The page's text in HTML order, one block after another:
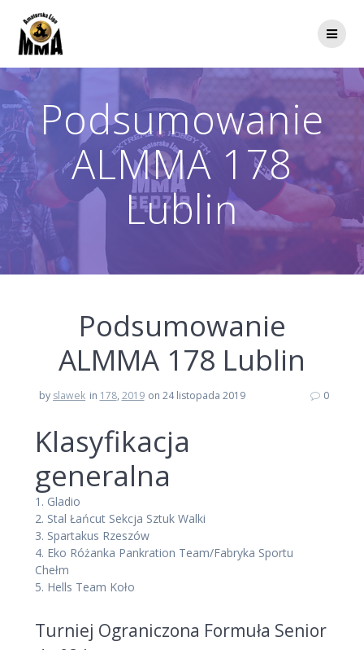
Podsumowanie
ALMMA 178
Lublin
Podsumowanie
ALMMA 178 Lublin
by slawek in 178, 2019 on 24 listopada 2019 0
Klasyfikacja
generalna
1. Gladio
2. Stal Łańcut Sekcja Sztuk Walki
3. Spartakus Rzeszów
4. Eko Różanka Pankration Team/Fabryka Sportu
Chełm
5. Hells Team Koło
Turniej Ograniczona Formuła Senior